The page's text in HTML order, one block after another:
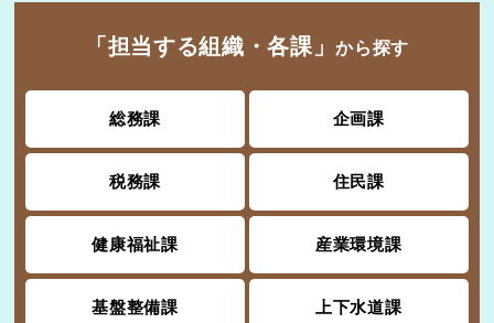
「担当する組織・各課」から探す
総務課 企画課
税務課 住民課
健康福祉課 産業環境課
基盤整備課 上下水道課